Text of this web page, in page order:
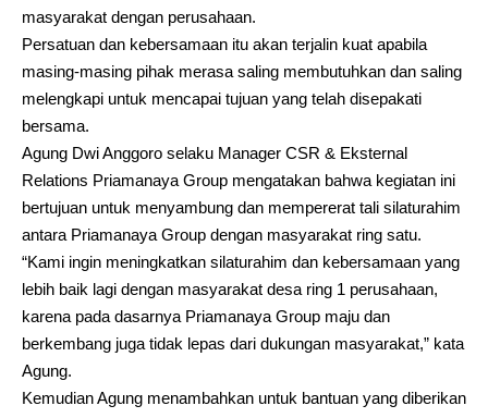
masyarakat dengan perusahaan.
Persatuan dan kebersamaan itu akan terjalin kuat apabila
masing-masing pihak merasa saling membutuhkan dan saling
melengkapi untuk mencapai tujuan yang telah disepakati
bersama.
Agung Dwi Anggoro selaku Manager CSR & Eksternal
Relations Priamanaya Group mengatakan bahwa kegiatan ini
bertujuan untuk menyambung dan mempererat tali silaturahim
antara Priamanaya Group dengan masyarakat ring satu.
“Kami ingin meningkatkan silaturahim dan kebersamaan yang
lebih baik lagi dengan masyarakat desa ring 1 perusahaan,
karena pada dasarnya Priamanaya Group maju dan
berkembang juga tidak lepas dari dukungan masyarakat,” kata
Agung.
Kemudian Agung menambahkan untuk bantuan yang diberikan